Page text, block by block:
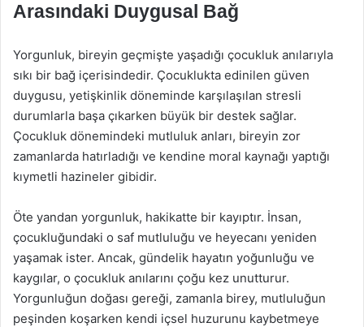
Arasındaki Duygusal Bağ
Yorgunluk, bireyin geçmişte yaşadığı çocukluk anılarıyla
sıkı bir bağ içerisindedir. Çocuklukta edinilen güven
duygusu, yetişkinlik döneminde karşılaşılan stresli
durumlarla başa çıkarken büyük bir destek sağlar.
Çocukluk dönemindeki mutluluk anları, bireyin zor
zamanlarda hatırladığı ve kendine moral kaynağı yaptığı
kıymetli hazineler gibidir.
Öte yandan yorgunluk, hakikatte bir kayıptır. İnsan,
çocukluğundaki o saf mutluluğu ve heyecanı yeniden
yaşamak ister. Ancak, gündelik hayatın yoğunluğu ve
kaygılar, o çocukluk anılarını çoğu kez unutturur.
Yorgunluğun doğası gereği, zamanla birey, mutluluğun
peşinden koşarken kendi içsel huzurunu kaybetmeye